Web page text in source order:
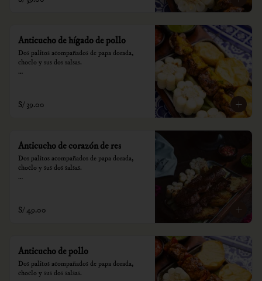
Anticucho de hígado de pollo
Dos palitos acompañados de papa dorada,
choclo y sus dos salsas.
consumo.
S/ 39.00
Anticucho de corazón de res
Dos palitos acompañados de papa dorada,
choclo y sus dos salsas.
consumo.
S/ 49.00
Anticucho de pollo
Dos palitos acompañados de papa dorada,
choclo y sus dos salsas.